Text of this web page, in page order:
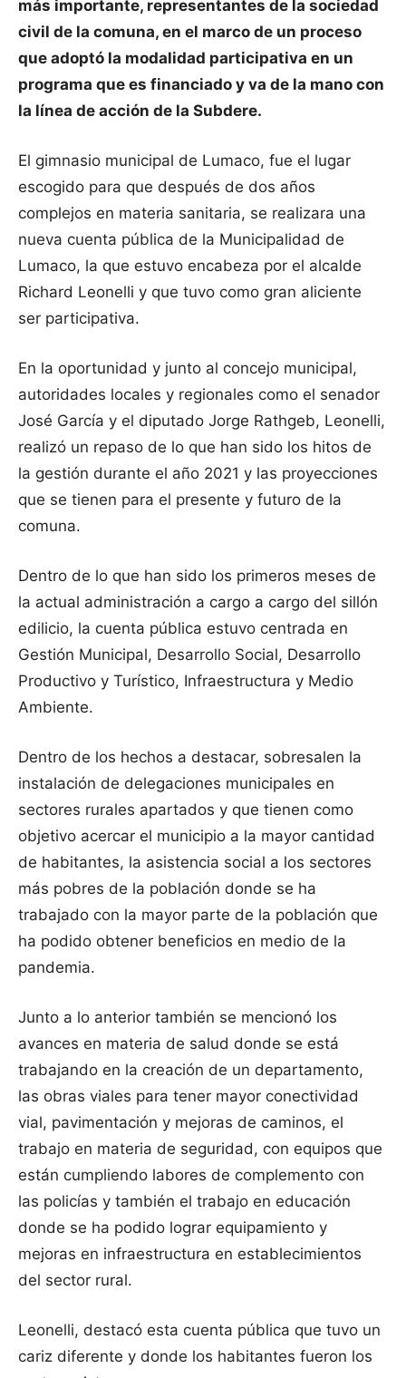
más importante, representantes de la sociedad
civil de la comuna, en el marco de un proceso
que adoptó la modalidad participativa en un
programa que es financiado y va de la mano con
la línea de acción de la Subdere.
El gimnasio municipal de Lumaco, fue el lugar
escogido para que después de dos años
complejos en materia sanitaria, se realizara una
nueva cuenta pública de la Municipalidad de
Lumaco, la que estuvo encabeza por el alcalde
Richard Leonelli y que tuvo como gran aliciente
ser participativa.
En la oportunidad y junto al concejo municipal,
autoridades locales y regionales como el senador
José García y el diputado Jorge Rathgeb, Leonelli,
realizó un repaso de lo que han sido los hitos de
la gestión durante el año 2021 y las proyecciones
que se tienen para el presente y futuro de la
comuna.
Dentro de lo que han sido los primeros meses de
la actual administración a cargo a cargo del sillón
edilicio, la cuenta pública estuvo centrada en
Gestión Municipal, Desarrollo Social, Desarrollo
Productivo y Turístico, Infraestructura y Medio
Ambiente.
Dentro de los hechos a destacar, sobresalen la
instalación de delegaciones municipales en
sectores rurales apartados y que tienen como
objetivo acercar el municipio a la mayor cantidad
de habitantes, la asistencia social a los sectores
más pobres de la población donde se ha
trabajado con la mayor parte de la población que
ha podido obtener beneficios en medio de la
pandemia.
Junto a lo anterior también se mencionó los
avances en materia de salud donde se está
trabajando en la creación de un departamento,
las obras viales para tener mayor conectividad
vial, pavimentación y mejoras de caminos, el
trabajo en materia de seguridad, con equipos que
están cumpliendo labores de complemento con
las policías y también el trabajo en educación
donde se ha podido lograr equipamiento y
mejoras en infraestructura en establecimientos
del sector rural.
Leonelli, destacó esta cuenta pública que tuvo un
cariz diferente y donde los habitantes fueron los